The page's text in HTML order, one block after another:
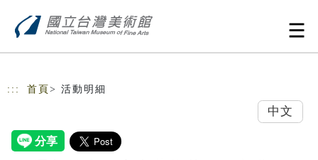
::: 首頁 > 活動明細
中文